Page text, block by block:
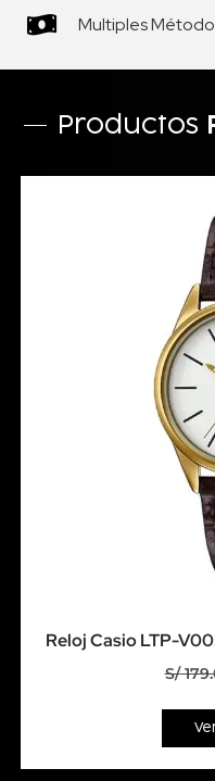
Multiples
Productos
Reloj Casio LTP-
S/